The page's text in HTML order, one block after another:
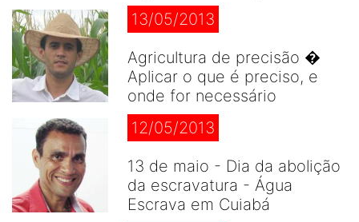
13/05/2013
Agricultura de precisão �
Aplicar o que é preciso, e
onde for necessário
12/05/2013
13 de maio - Dia da abolição
da escravatura - Água
Escrava em Cuiabá